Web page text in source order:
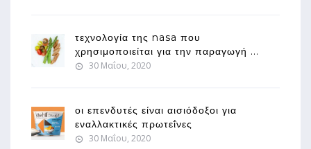
τεχνολογία της nasa που
χρησιμοποιείται για την παραγωγή ...
30 Μαΐου, 2020
οι επενδυτές είναι αισιόδοξοι για
εναλλακτικές πρωτεΐνες
30 Μαΐου, 2020